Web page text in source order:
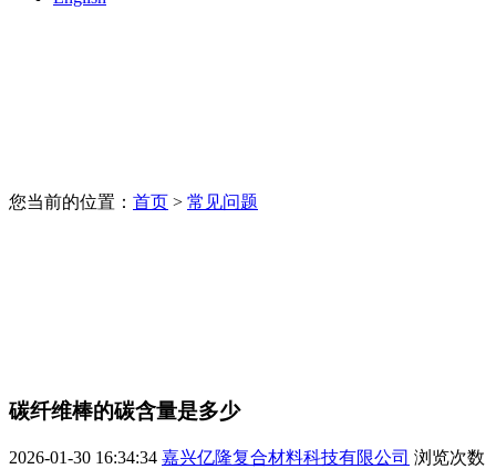
您当前的位置： 首页 > 常见问题
碳纤维棒的碳含量是多少
2026-01-30 16:34:34 嘉兴亿隆复合材料科技有限公司 浏览次数